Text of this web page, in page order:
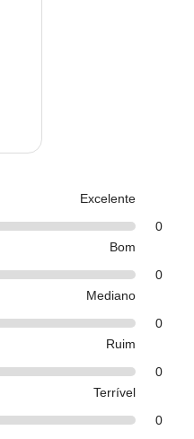
Excelente
0
Bom
0
Mediano
0
Ruim
0
Terrível
0